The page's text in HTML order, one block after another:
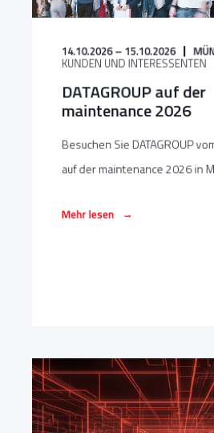
14.10.2026 – 15.10.2026
KUNDEN UND INTERESSENTEN
DATAGROUP auf der
maintenance 2026
Besuchen Sie DATAGROUP
auf der maintenance 2026 in
Mehr lesen →